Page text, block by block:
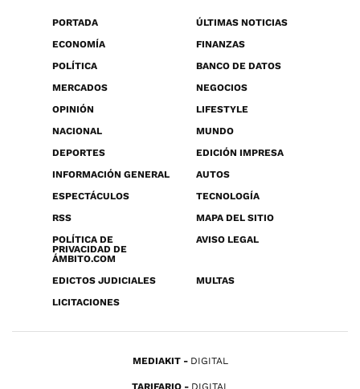
PORTADA
ÚLTIMAS NOTICIAS
ECONOMÍA
FINANZAS
POLÍTICA
BANCO DE DATOS
MERCADOS
NEGOCIOS
OPINIÓN
LIFESTYLE
NACIONAL
MUNDO
DEPORTES
EDICIÓN IMPRESA
INFORMACIÓN GENERAL
AUTOS
ESPECTÁCULOS
TECNOLOGÍA
RSS
MAPA DEL SITIO
POLÍTICA DE
PRIVACIDAD DE
ÁMBITO.COM
AVISO LEGAL
EDICTOS JUDICIALES
MULTAS
LICITACIONES
MEDIAKIT DIGITAL